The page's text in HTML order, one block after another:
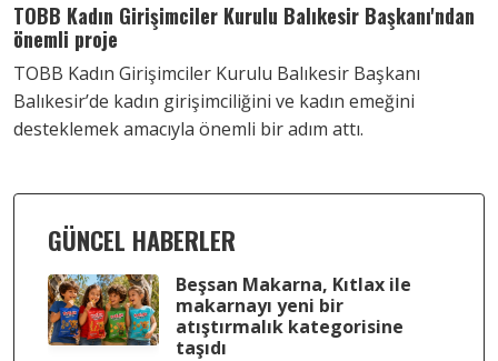
TOBB Kadın Girişimciler Kurulu Balıkesir Başkanı'ndan
önemli proje
TOBB Kadın Girişimciler Kurulu Balıkesir Başkanı
Balıkesir’de kadın girişimciliğini ve kadın emeğini
desteklemek amacıyla önemli bir adım attı.
GÜNCEL HABERLER
Beşsan Makarna, Kıtlax ile
makarnayı yeni bir
atıştırmalık kategorisine
taşıdı